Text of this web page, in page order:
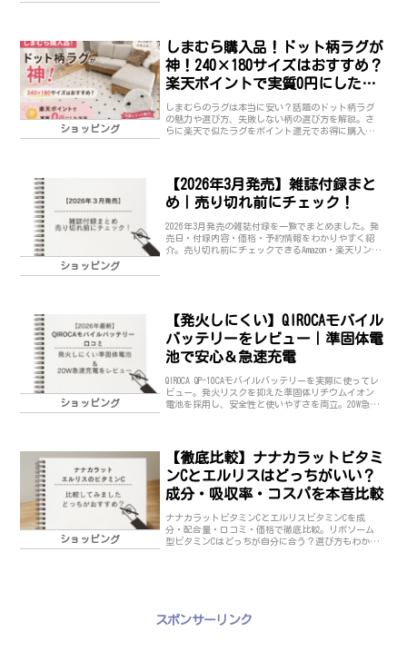
ショッピング
しまむら購入品！ドット柄ラグが
神！240×180サイズはおすすめ？
楽天ポイントで実質0円にした方
法
しまむらのラグは本当に安い？話題のドット柄ラグ
の魅力や選び方、失敗しない柄の選び方を解説。さ
らに楽天で似たラグをポイント還元でお得に購入す
ショッピング
【2026年3月発売】雑誌付録まと
め｜売り切れ前にチェック！
2026年3月発売の雑誌付録を一覧でまとめました。発
売日・付録内容・価格・予約情報をわかりやすく紹
介。売り切れ前にチェックできるAmazon・楽天リンク
ショッピング
【発火しにくい】QIROCAモバイル
バッテリーをレビュー｜準固体電
池で安心＆急速充電
QIROCA QP-10CAモバイルバッテリーを実際に使ってレ
ビュー。発火リスクを抑えた準固体リチウムイオン
電池を採用し、安全性と使いやすさを両立。20W急速
ショッピング
【徹底比較】ナナカラットビタミ
ンCとエルリスはどっちがいい？
成分・吸収率・コスパを本音比較
ナナカラットビタミンCとエルリスビタミンCを成
分・配合量・口コミ・価格で徹底比較。リポソーム
型ビタミンCはどっちが自分に合う？選び方もわかり
スポンサーリンク